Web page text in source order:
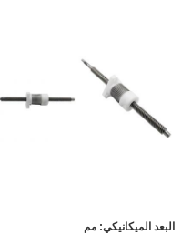
البعد الميكانيكي: مم